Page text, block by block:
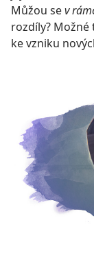
Můžou sev
rozdíly? Možné
ke vzniku